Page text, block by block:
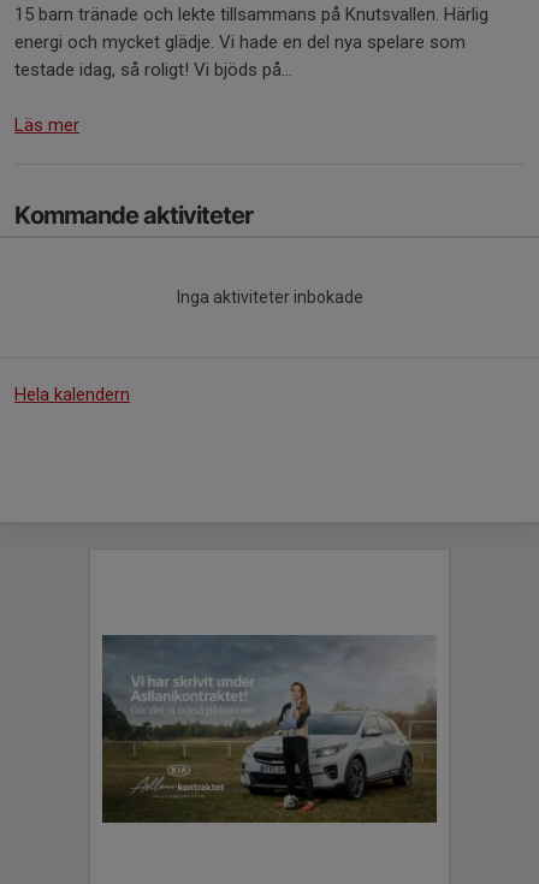
15 barn tränade och lekte tillsammans på Knutsvallen. Härlig
energi och mycket glädje. Vi hade en del nya spelare som
testade idag, så roligt! Vi bjöds på...
Läs mer
Kommande aktiviteter
Inga aktiviteter inbokade
Hela kalendern